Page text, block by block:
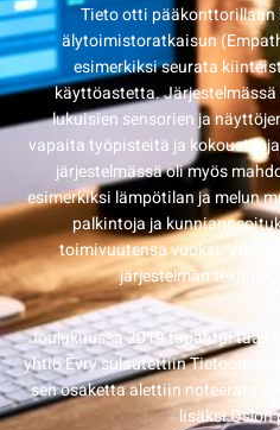
Tieto otti
älytoimistoratkaisun
esimerkiksi seurata
käyttöastetta.
lukuisien sensorien ja
vapaita työpisteitä ja
järjestelmässä oli myös
esimerkiksi lämpötilan ja melun
palkintoja ja
toimivuutensa vuoksi.
järjestelmän
Joulukuussa 2019 tapahtui taas
yhtiö Evry sulautettiin Tietoon.
sen osaketta alettiin noteerata
lisäksi Oslon